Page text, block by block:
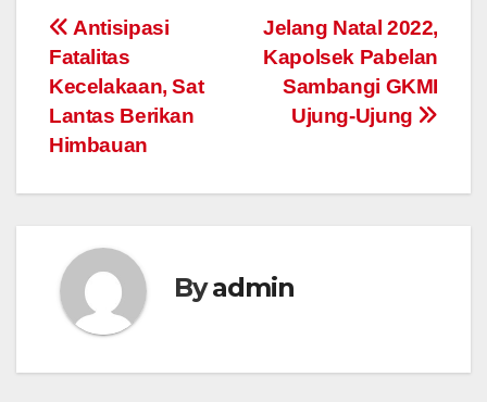
Post
navigation
Jelang Natal 2022,
Kapolsek Pabelan
Sambangi GKMI
Ujung-Ujung
Antisipasi
Fatalitas
Kecelakaan, Sat
Lantas Berikan
Himbauan
Byadmin